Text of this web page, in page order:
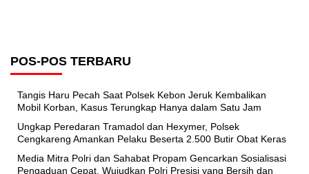
POS-POS TERBARU
Tangis Haru Pecah Saat Polsek Kebon Jeruk Kembalikan
Mobil Korban, Kasus Terungkap Hanya dalam Satu Jam
Ungkap Peredaran Tramadol dan Hexymer, Polsek
Cengkareng Amankan Pelaku Beserta 2.500 Butir Obat Keras
Media Mitra Polri dan Sahabat Propam Gencarkan Sosialisasi
Pengaduan Cepat, Wujudkan Polri Presisi yang Bersih dan